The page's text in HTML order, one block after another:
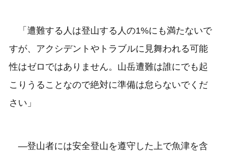
「遭難する人は登山する人の1%にも満たないで
すが、アクシデントやトラブルに見舞われる可能
性はゼロではありません。山岳遭難は誰にでも起
こりうることなので絶対に準備は怠らないでくだ
さい」
―登山者には安全登山を遵守した上で魚津を含